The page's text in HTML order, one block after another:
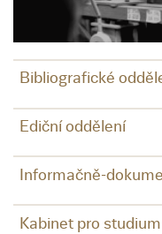
Bibliografické
Ediční oddělení
Informačně-
Kabinet pro